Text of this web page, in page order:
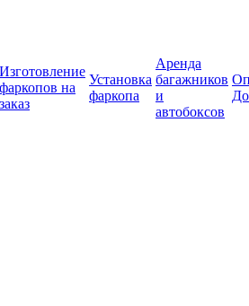
Изготовление
фаркопов на
заказ
Установка
фаркопа
Аренда
багажников
и
автобоксов